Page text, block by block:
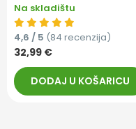
Na skladištu
4,6 / 5 (84 recenzija)
32,99 €
DODAJ U KOŠARICU